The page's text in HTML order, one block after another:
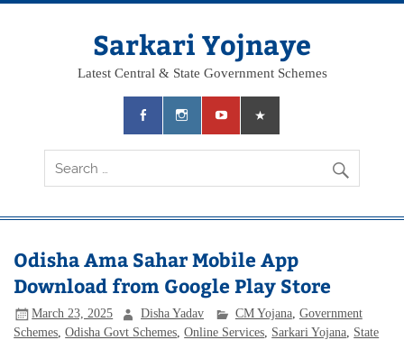
Skip
Sarkari Yojnaye
Latest Central & State Government Schemes
Odisha Ama Sahar Mobile App
Download from Google Play Store
March 23, 2025 Disha Yadav CM Yojana, Government
Schemes ,Odisha Govt Schemes ,Online Services Sarkari Yojana State